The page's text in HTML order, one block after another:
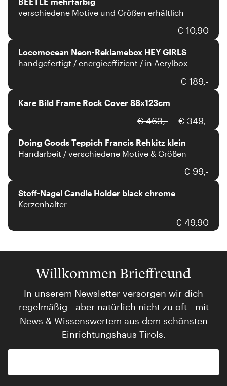
verschiedene Motive und Größen erhältlich
€ 10,90
Locomocean
Locomocean Neon-Reklamebox HEY GIRLS
handgefertigt / energieeffizient / in Acrylbox
€ 189,-
Kare
Kare Bild Frame Rock Cover 88x123cm
€ 463,- € 349,-
Doing Goods
Doing Goods Teppich Francis Rehkitz klein
Handarbeit / verschiedene Motive & Größen
€ 99,-
Stoff-Nagel
Stoff-Nagel Candle Holder black chrome
Kerzenhalter
€ 49,90
Willkommen Brieffreund
In unserem Newsletter versorgen wir dich
regelmäßig - aber natürlich nicht zu oft - mit
News & Wissenswertem aus dem schönsten
Einrichtungshaus Tirols.